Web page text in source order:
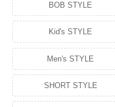
BOB STYLE
Kid's STYLE
Men's STYLE
SHORT STYLE